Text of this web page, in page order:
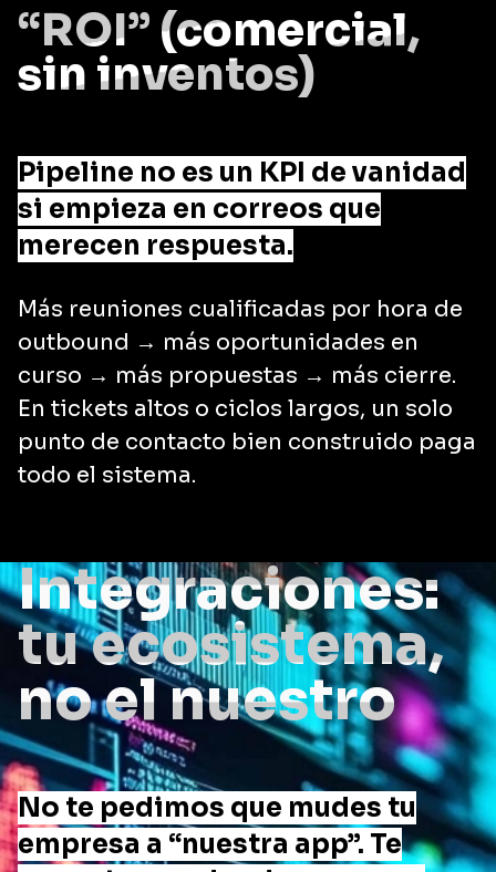
“ROI” (comercial,
sin inventos)
Pipeline no es un KPI de vanidad
si empieza en correos que
merecen respuesta.
Más reuniones cualificadas por hora de
outbound → más oportunidades en
curso → más propuestas → más cierre.
En tickets altos o ciclos largos, un solo
punto de contacto bien construido paga
todo el sistema.
Integraciones:
tu ecosistema,
no el nuestro
No te pedimos que mudes tu
empresa a “nuestra app”. Te